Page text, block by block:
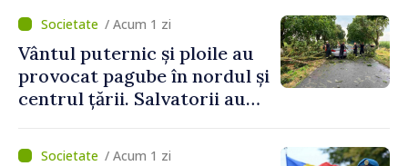
mecanisme care să-i
protejeze”/ Acum 1 zi
Vântul puternic și ploile au
provocat pagube în nordul și
centrul țării. Salvatorii au
/ Acum 1 zi